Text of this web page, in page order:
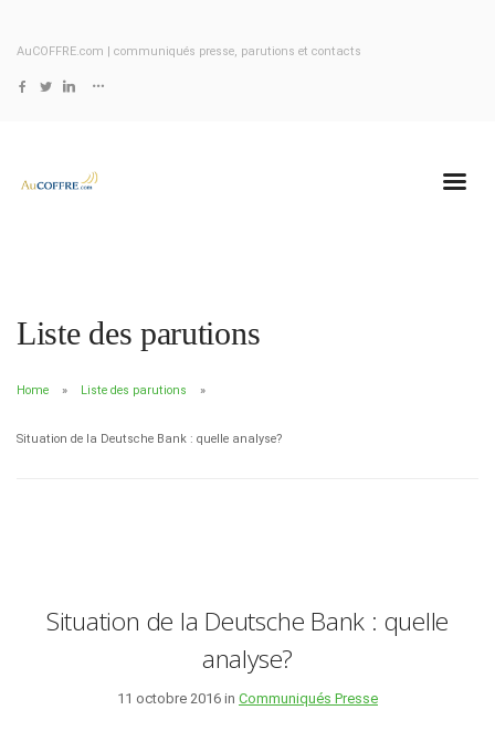
AuCOFFRE.com | communiqués presse, parutions et contacts
Liste des parutions
Home Liste des parutions
Situation de la Deutsche Bank : quelle analyse?
Situation de la Deutsche Bank : quelle
analyse?
11 octobre 2016 in Communiqués Presse